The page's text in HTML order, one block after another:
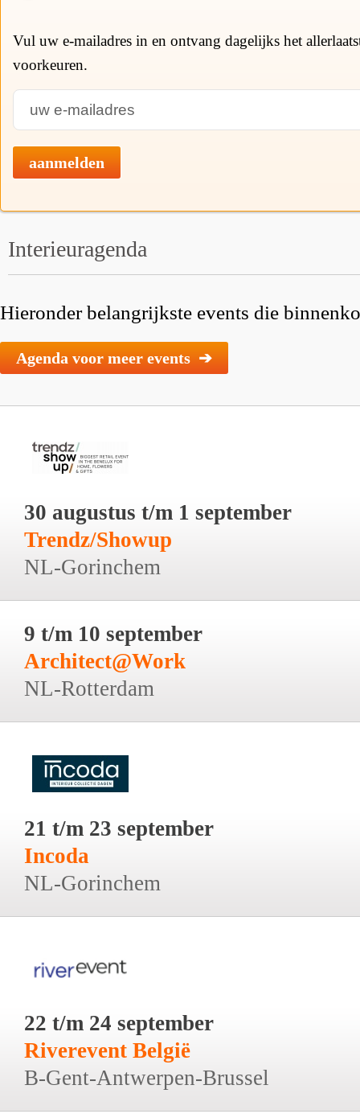
Vul uw e-mailadres in en ontvang dagelijks het
voorkeuren.
aanmelden
Interieuragenda
Hieronder belangrijkste events die
Agenda voor meer events ➔
30 augustus t/m 1 september
Trendz/Showup
NL-Gorinchem
9 t/m 10 september
Architect@Work
NL-Rotterdam
21 t/m 23 september
Incoda
NL-Gorinchem
22 t/m 24 september
Riverevent België
B-Gent-Antwerpen-Brussel